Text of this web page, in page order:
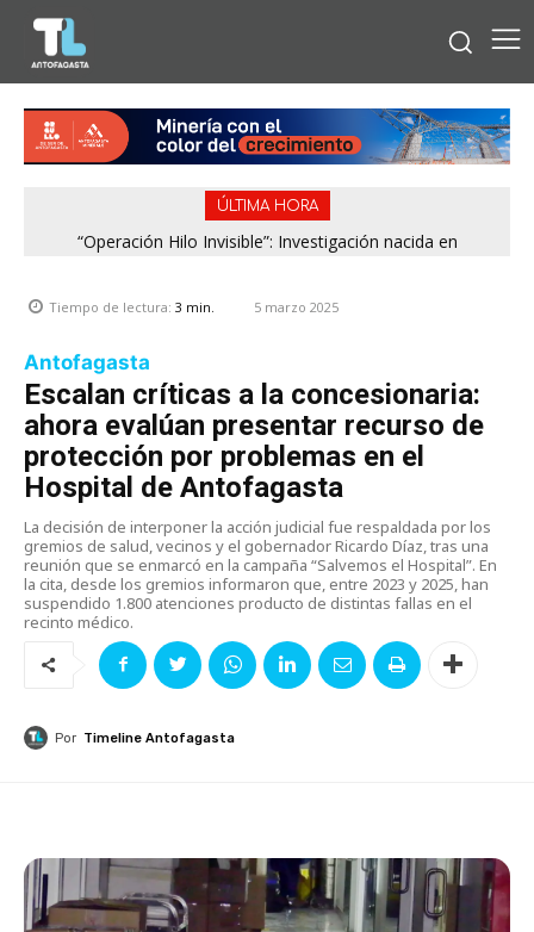
ÚLTIMA HORA
“Operación Hilo Invisible”: Investigación nacida en
Tiempo de lectura: 3 min. 5 marzo 2025
Antofagasta
Escalan críticas a la concesionaria:
ahora evalúan presentar recurso de
protección por problemas en el
Hospital de Antofagasta
La decisión de interponer la acción judicial fue respaldada por los
gremios de salud, vecinos y el gobernador Ricardo Díaz, tras una
reunión que se enmarcó en la campaña “Salvemos el Hospital”. En
la cita, desde los gremios informaron que, entre 2023 y 2025, han
suspendido 1.800 atenciones producto de distintas fallas en el
recinto médico.
Por Timeline Antofagasta